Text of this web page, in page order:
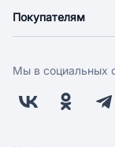
Новости
Поставщикам
Заводчикам
Покупателям
Оплата
Бонусная
Мы в социальных